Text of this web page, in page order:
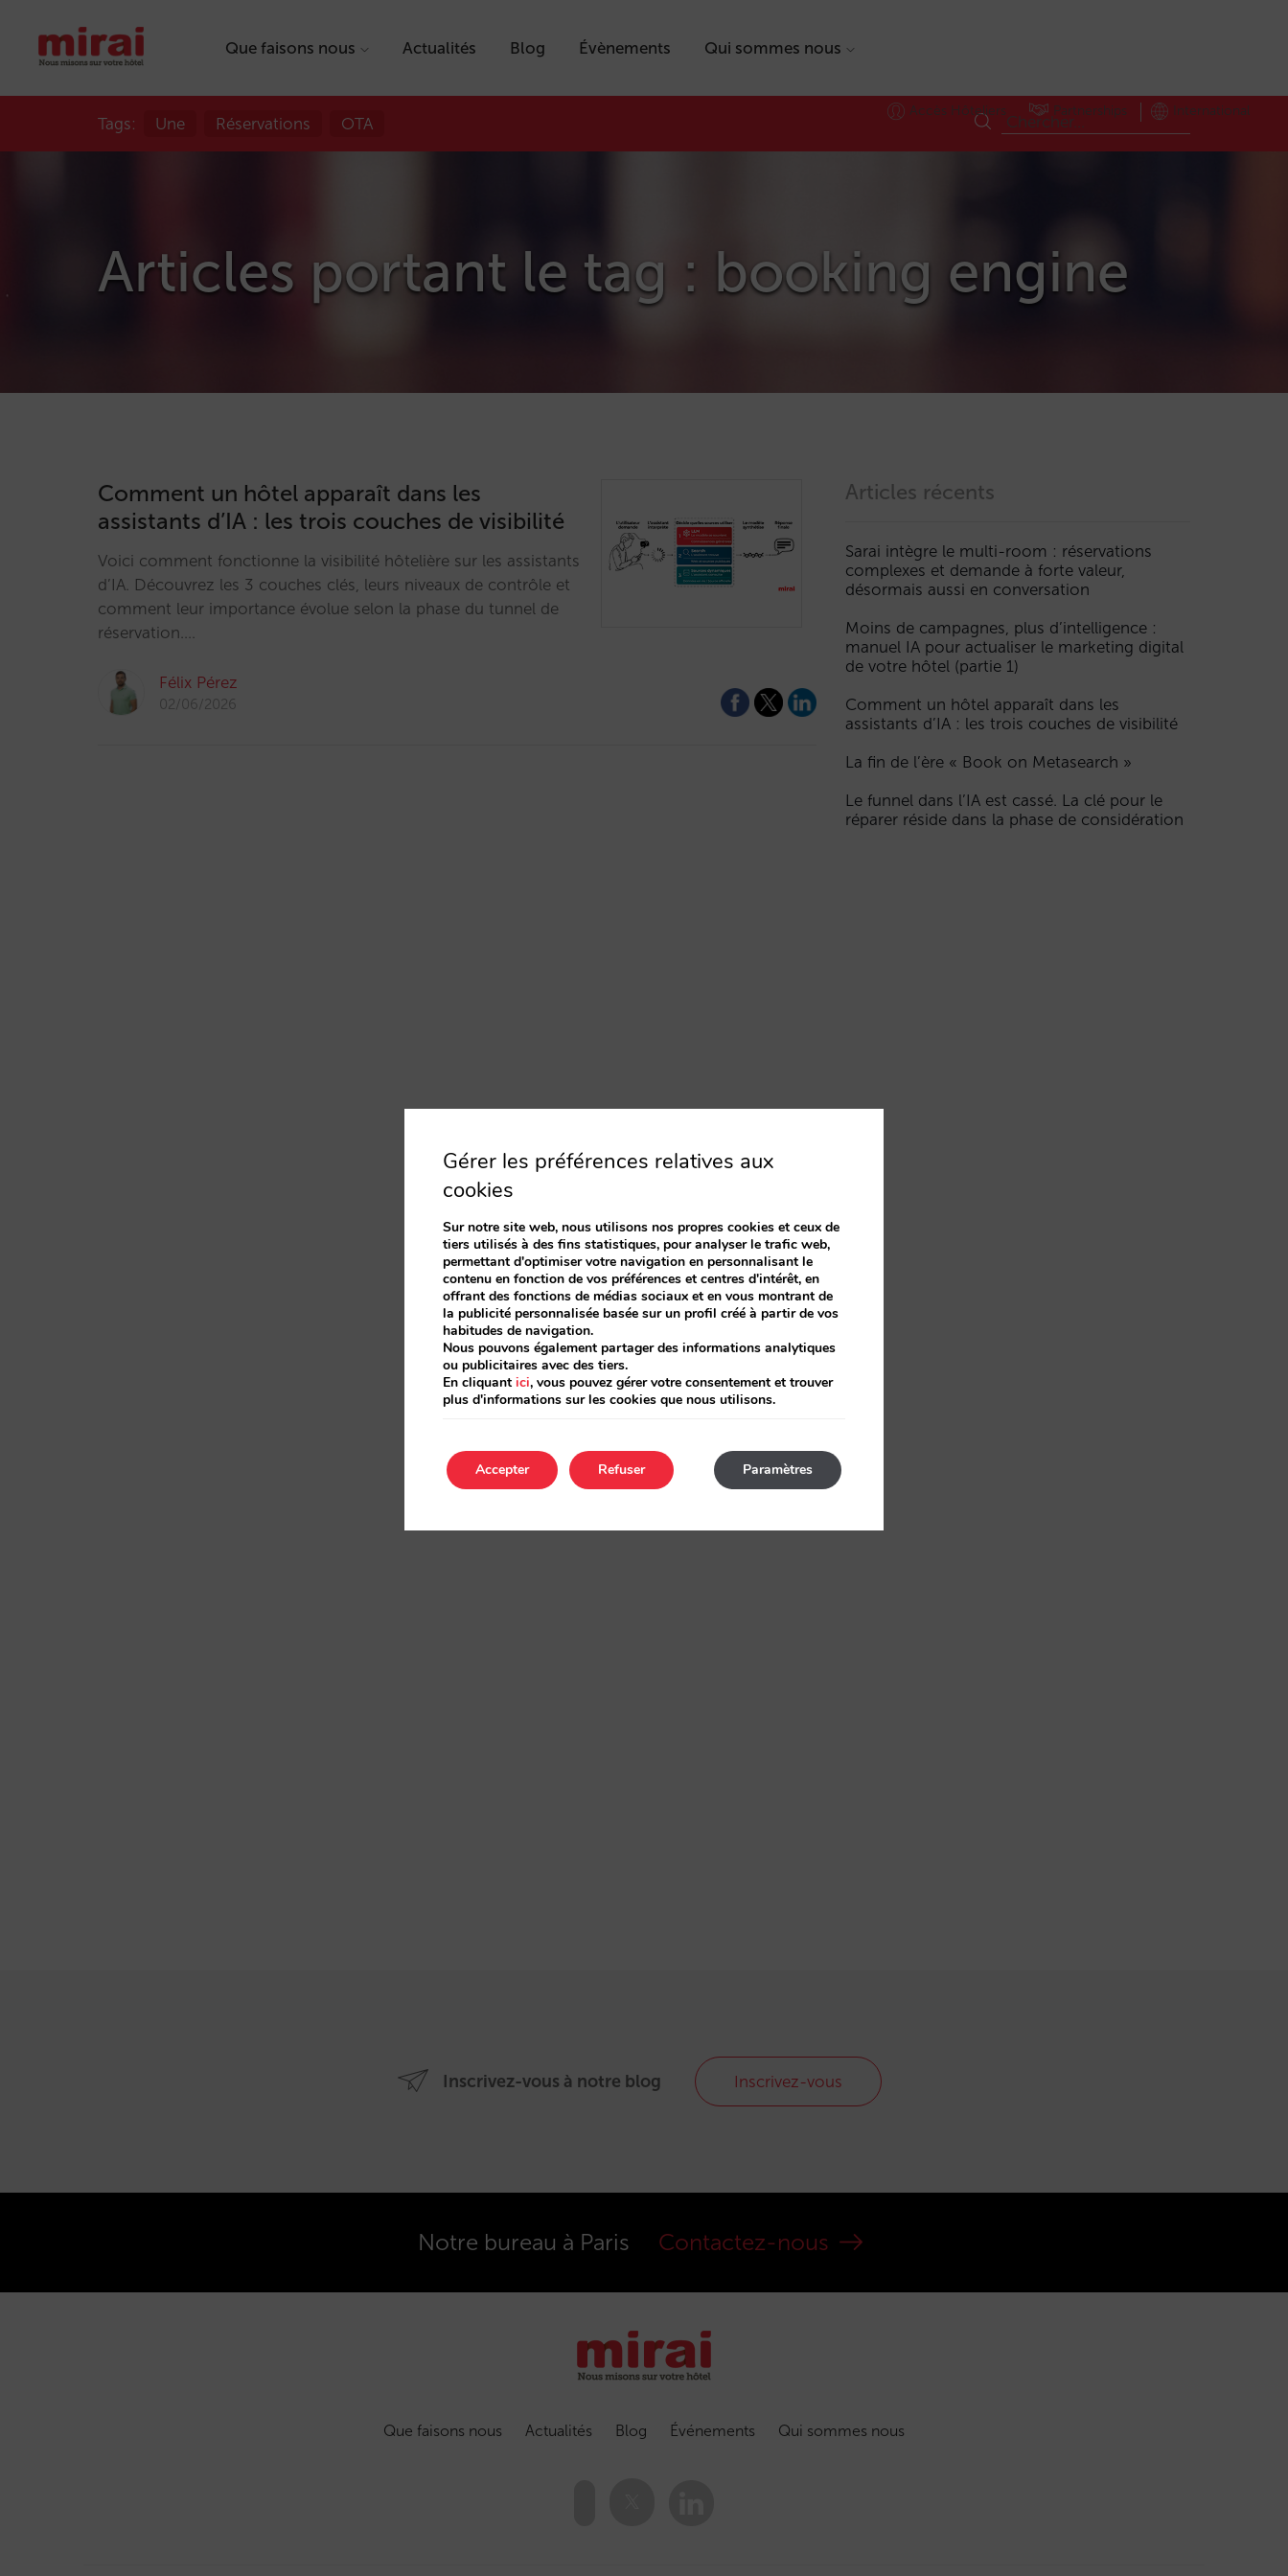
Que faisons nous Actualités Blog Évènements Qui sommes nous
Accès Hôteliers Partnerships International
Tags: Une Réservations OTA
Articles portant le tag : booking engine
Comment un hôtel apparaît dans les
assistants d’IA : les trois couches de visibilité
Voici comment fonctionne la visibilité hôtelière sur les assistants
d’IA. Découvrez les 3 couches clés, leurs niveaux de contrôle et
comment leur importance évolue selon la phase du tunnel de
réservation.…
Félix Pérez
02/06/2026
Articles récents
Sarai intègre le multi-room : réservations
complexes et demande à forte valeur,
désormais aussi en conversation
Moins de campagnes, plus d’intelligence :
manuel IA pour actualiser le marketing digital
de votre hôtel (partie 1)
Comment un hôtel apparaît dans les
assistants d’IA : les trois couches de visibilité
La fin de l’ère « Book on Metasearch »
Le funnel dans l’IA est cassé. La clé pour le
réparer réside dans la phase de considération
Inscrivez-vous à notre blog Inscrivez-vous
Notre bureau à Paris Contactez-nous
Que faisons nous Actualités Blog Événements Qui sommes nous
Gérer les préférences relatives aux
cookies
Sur notre site web, nous utilisons nos propres cookies et ceux de
tiers utilisés à des fins statistiques, pour analyser le trafic web,
permettant d'optimiser votre navigation en personnalisant le
contenu en fonction de vos préférences et centres d'intérêt, en
offrant des fonctions de médias sociaux et en vous montrant de
la publicité personnalisée basée sur un profil créé à partir de vos
habitudes de navigation.
Nous pouvons également partager des informations analytiques
ou publicitaires avec des tiers.
En cliquant ici, vous pouvez gérer votre consentement et trouver
plus d'informations sur les cookies que nous utilisons.
Accepter Paramètres
Refuser